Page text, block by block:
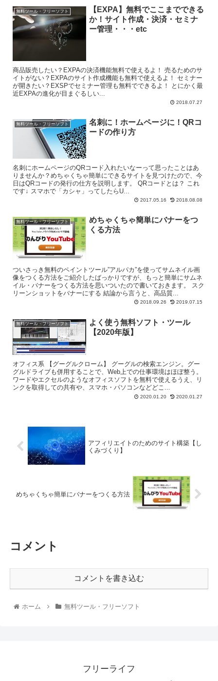
無料ツール・フリーソフト
【EXPA】無料でここまでできる
か！サイト作成・決済・セミナ
ー管理・・・etc
商品販売したい？EXPAの決済機能無料で使えるよ！ 売るためのサ
イトがない？EXPAのサイト作成機能も無料で使えるよ！ セミナー
が開きたい？EXSPでセミナー管理も無料でできるよ！ とにかく最
近EXPAの進化が目まぐるしい...
2018.07.27
無料ツール・フリーソフト
名刺に！ホームページに！QRコ
ードの作り方
名刺にホームページのQRコード入れたいなーって思ったことはあ
りませんか？めちゃくちゃ簡単にできるサイトを見つけたので、今
日はQRコードの発行の仕方を説明します。 QRコードとは？ これ
です↓ スマホで「カシャ」ってしたらU...
2017.05.16 2018.08.08
無料ツール・フリーソフト
めちゃくちゃ簡単にバナーをつ
くる方法
ついさっき無料のペイントツール”アルパカ”を使ってサムネイル画
像をつくる方法をご紹介したばっかりですが、もっと簡単にサムネ
イル・バナーをつくる方法を思いついたので書いておきます。 スク
リーンショットをバナーにする 結論から言うと、高品質...
2018.09.26 2019.07.15
無料ツール・フリーソフト
よく使う無料ソフト・ツール
【2020年版】
オフィス系 【グーグルクローム】 グーグルの検索エンジン。グー
グルドライブも併用することで、Web上での仕事環境はほぼ整う。
ワードやエクセルのようなオフィスソフトを無料で使えるうえ、リ
ンクを取得しての共有や、スマホ・パソコンなどどこ...
2020.01.20 2020.01.27
アフィリエイトのためのサイト構築【し
くみづくり】
めちゃくちゃ簡単にバナーをつくる方法
コメント
コメントを書き込む
ホーム 無料ツール・フリーソフト
フリーライフ